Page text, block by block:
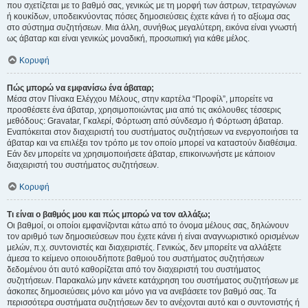
που σχετίζεται με το βαθμό σας, γενικώς με τη μορφή των άστρων, τετραγώνων
ή κουκίδων, υποδεικνύοντας πόσες δημοσιεύσεις έχετε κάνει ή το αξίωμα σας
στο σύστημα συζητήσεων. Μια άλλη, συνήθως μεγαλύτερη, εικόνα είναι γνωστή
ως άβαταρ και είναι γενικώς μοναδική, προσωπική για κάθε μέλος.
Κορυφή
Πώς μπορώ να εμφανίσω ένα άβαταρ;
Μέσα στον Πίνακα Ελέγχου Μέλους, στην καρτέλα “Προφίλ”, μπορείτε να
προσθέσετε ένα άβαταρ, χρησιμοποιώντας μια από τις ακόλουθες τέσσερις
μεθόδους: Gravatar, Γκαλερί, Φόρτωση από σύνδεσμο ή Φόρτωση άβαταρ.
Εναπόκειται στον διαχειριστή του συστήματος συζητήσεων να ενεργοποιήσει τα
άβαταρ και να επιλέξει τον τρόπο με τον οποίο μπορεί να καταστούν διαθέσιμα.
Εάν δεν μπορείτε να χρησιμοποιήσετε άβαταρ, επικοινωνήστε με κάποιον
διαχειριστή του συστήματος συζητήσεων.
Κορυφή
Τι είναι ο βαθμός μου και πώς μπορώ να τον αλλάξω;
Οι βαθμοί, οι οποίοι εμφανίζονται κάτω από το όνομα μέλους σας, δηλώνουν
τον αριθμό των δημοσιεύσεων που έχετε κάνει ή είναι αναγνωριστικό ορισμένων
μελών, π.χ. συντονιστές και διαχειριστές. Γενικώς, δεν μπορείτε να αλλάξετε
άμεσα το κείμενο οποιουδήποτε βαθμού του συστήματος συζητήσεων
δεδομένου ότι αυτό καθορίζεται από τον διαχειριστή του συστήματος
συζητήσεων. Παρακαλώ μην κάνετε κατάχρηση του συστήματος συζητήσεων με
άσκοπες δημοσιεύσεις μόνο και μόνο για να ανεβάσετε τον βαθμό σας. Τα
περισσότερα συστήματα συζητήσεων δεν το ανέχονται αυτό και ο συντονιστής ή